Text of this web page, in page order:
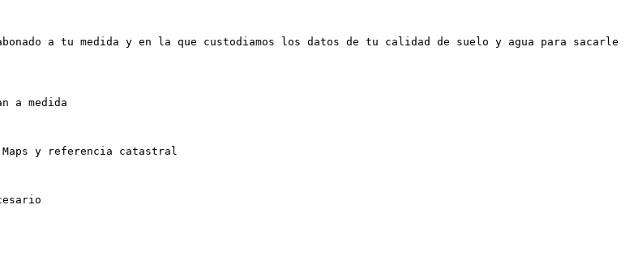
a tu medida y en la que custodiamos los datos de tu calidad de suelo y agua para sacarle